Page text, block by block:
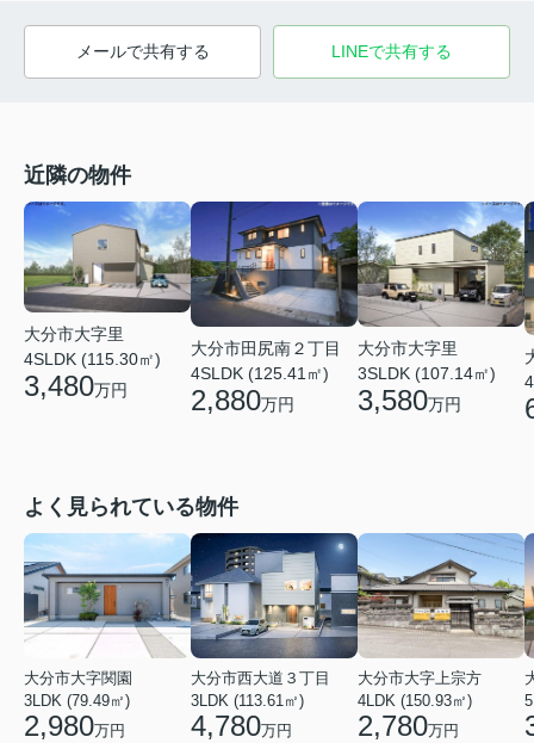
メールで共有する LINEで共有する
近隣の物件
大分市大字里
4SLDK (115.30㎡)
3,480万円
大分市田尻南２丁目
4SLDK (125.41㎡)
2,880万円
大分市大字里
3SLDK (107.14㎡)
3,580万円
よく見られている物件
大分市大字関園
3LDK (79.49㎡)
2,980万円
大分市西大道３丁目
3LDK (113.61㎡)
4,780万円
大分市大字上宗方
4LDK (150.93㎡)
2,780万円